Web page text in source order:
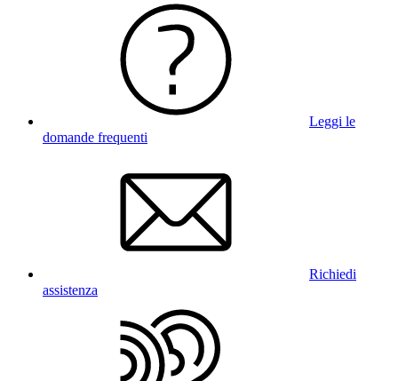
Leggi le
domande frequenti
Richiedi
assistenza